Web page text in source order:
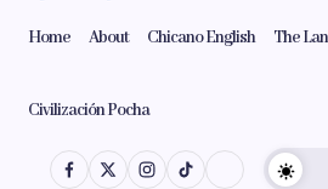
Home About Chicano English The
Civilización Pocha